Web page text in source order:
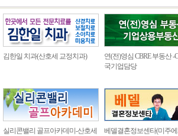
김한일 치과(산호세 교정치과)
연(전)영심 CBRE 부동산 -
국기업담당
실리콘밸리 골프아카데미-산호세
베델결혼정보센타(미주